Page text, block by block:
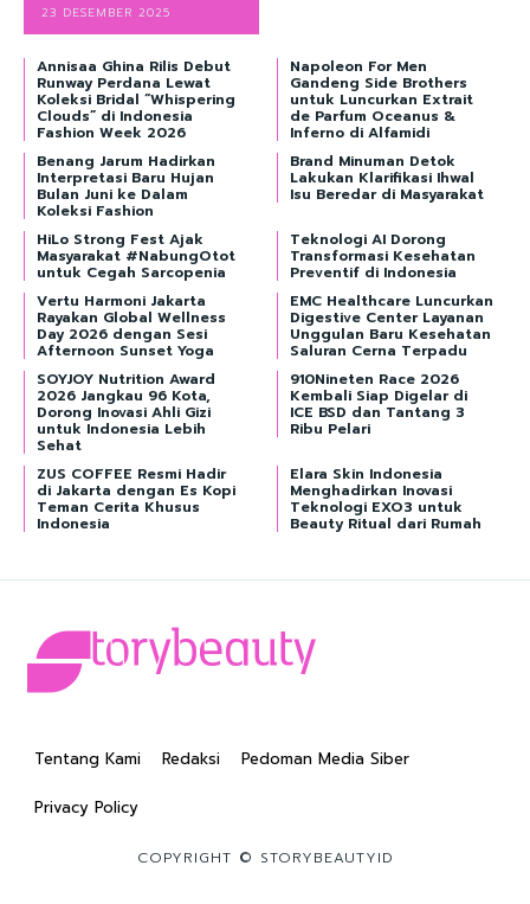
23 DESEMBER 2025
Annisaa Ghina Rilis Debut
Runway Perdana Lewat
Koleksi Bridal “Whispering
Clouds” di Indonesia
Fashion Week 2026
Napoleon For Men
Gandeng Side Brothers
untuk Luncurkan Extrait
de Parfum Oceanus &
Inferno di Alfamidi
Benang Jarum Hadirkan
Interpretasi Baru Hujan
Bulan Juni ke Dalam
Koleksi Fashion
Brand Minuman Detok
Lakukan Klarifikasi Ihwal
Isu Beredar di Masyarakat
HiLo Strong Fest Ajak
Masyarakat #NabungOtot
untuk Cegah Sarcopenia
Teknologi AI Dorong
Transformasi Kesehatan
Preventif di Indonesia
Vertu Harmoni Jakarta
Rayakan Global Wellness
Day 2026 dengan Sesi
Afternoon Sunset Yoga
EMC Healthcare Luncurkan
Digestive Center Layanan
Unggulan Baru Kesehatan
Saluran Cerna Terpadu
SOYJOY Nutrition Award
2026 Jangkau 96 Kota,
Dorong Inovasi Ahli Gizi
untuk Indonesia Lebih
Sehat
910Nineten Race 2026
Kembali Siap Digelar di
ICE BSD dan Tantang 3
Ribu Pelari
ZUS COFFEE Resmi Hadir
di Jakarta dengan Es Kopi
Teman Cerita Khusus
Indonesia
Elara Skin Indonesia
Menghadirkan Inovasi
Teknologi EXO3 untuk
Beauty Ritual dari Rumah
Tentang Kami Redaksi Pedoman Media Siber
Privacy Policy
COPYRIGHT © STORYBEAUTYID